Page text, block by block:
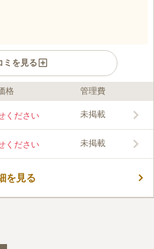
ミを見る
せん。
格 管理費
ください 未掲載
ください 未掲載
を見る